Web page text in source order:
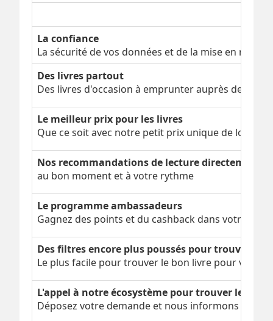
La confiance
La sécurité de vos données et de la mise en
Des livres partout
Des livres d'occasion à emprunter auprès de nos
Le meilleur prix pour les livres
Que ce soit avec notre petit prix unique de
Nos recommandations de lecture directement
au bon moment et à votre rythme
Le programme ambassadeurs
Gagnez des points et du cashback dans votre
Des filtres encore plus poussés pour trouver le
Le plus facile pour trouver le bon livre pour vous
L'appel à notre écosystème pour trouver le livre
Déposez votre demande et nous informons nos